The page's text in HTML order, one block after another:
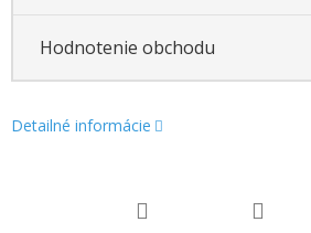
Hodnotenie obchodu
Detailné informácie